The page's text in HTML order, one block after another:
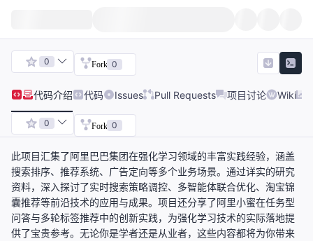
0 Fork 0
代码介绍 代码 Issues Pull Requests 项目讨论 Wiki
0 Fork 0
此项目汇集了阿里巴巴集团在强化学习领域的丰富实践经验，涵盖
搜索排序、推荐系统、广告定向等多个业务场景。通过详实的研究
资料，深入探讨了实时搜索策略调控、多智能体联合优化、淘宝锦
囊推荐等前沿技术的应用与成果。项目还分享了阿里小蜜在任务型
问答与多轮标签推荐中的创新实践，为强化学习技术的实际落地提
供了宝贵参考。无论你是学者还是从业者，这些内容都将为你带来